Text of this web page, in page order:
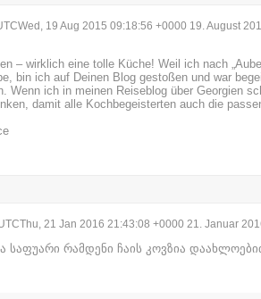
19 Aug 2015 09:18:56 +0000 19. August
– wirklich eine tolle Küche! Weil ich nach
bin ich auf Deinen Blog gestoßen und war
Wenn ich in meinen Reiseblog über Georgien
damit alle Kochbegeisterten auch die
21 Jan 2016 21:43:08 +0000 21. Januar
საფუარი რამდენი ჩაის კოვზია